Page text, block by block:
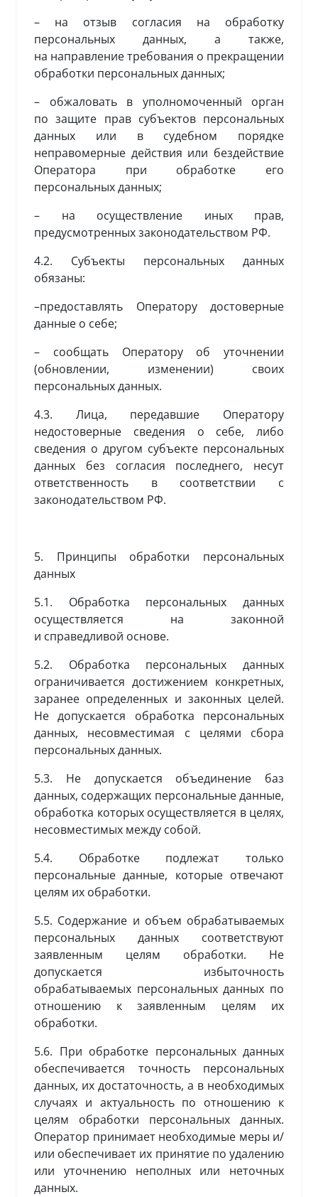
– на отзыв согласия на обработку
персональных данных, а также,
на направление требования о прекращении
обработки персональных данных;
– обжаловать в уполномоченный орган
по защите прав субъектов персональных
данных или в судебном порядке
неправомерные действия или бездействие
Оператора при обработке его
персональных данных;
– на осуществление иных прав,
предусмотренных законодательством РФ.
4.2. Субъекты персональных данных
обязаны:
–предоставлять Оператору достоверные
данные о себе;
– сообщать Оператору об уточнении
(обновлении, изменении) своих
персональных данных.
4.3. Лица, передавшие Оператору
недостоверные сведения о себе, либо
сведения о другом субъекте персональных
данных без согласия последнего, несут
ответственность в соответствии с
законодательством РФ.
5. Принципы обработки персональных
данных
5.1. Обработка персональных данных
осуществляется на законной
и справедливой основе.
5.2. Обработка персональных данных
ограничивается достижением конкретных,
заранее определенных и законных целей.
Не допускается обработка персональных
данных, несовместимая с целями сбора
персональных данных.
5.3. Не допускается объединение баз
данных, содержащих персональные данные,
обработка которых осуществляется в целях,
несовместимых между собой.
5.4. Обработке подлежат только
персональные данные, которые отвечают
целям их обработки.
5.5. Содержание и объем обрабатываемых
персональных данных соответствуют
заявленным целям обработки. Не
допускается избыточность
обрабатываемых персональных данных по
отношению к заявленным целям их
обработки.
5.6. При обработке персональных данных
обеспечивается точность персональных
данных, их достаточность, а в необходимых
случаях и актуальность по отношению к
целям обработки персональных данных.
Оператор принимает необходимые меры и/
или обеспечивает их принятие по удалению
или уточнению неполных или неточных
данных.